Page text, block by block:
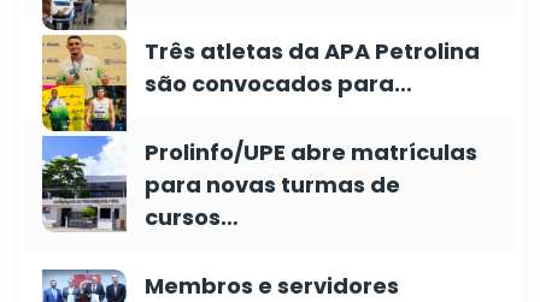
Três atletas da APA Petrolina
são convocados para…
Prolinfo/UPE abre matrículas
para novas turmas de
cursos…
Membros e servidores